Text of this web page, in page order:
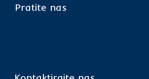
Pratite nas